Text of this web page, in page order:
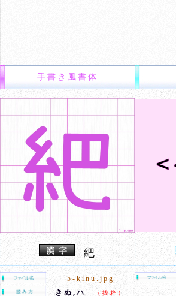
手書き風書体
紦
5-kinu.jpg
きぬ,ハ
（抜粋）